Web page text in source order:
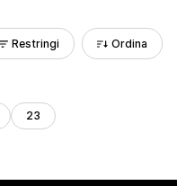
Restringi Ordina
23